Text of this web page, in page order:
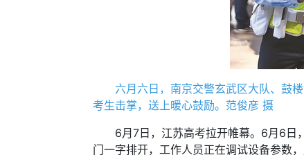
六月六日，南京交警玄武区大队、鼓楼
考生击掌，送上暖心鼓励。范俊彦 摄
6月7日，江苏高考拉开帷幕。6月6日，
门一字排开，工作人员正在调试设备参数